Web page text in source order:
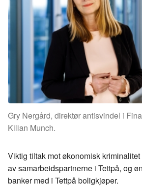
Gry Nergård, direktør antisvindel i
Kilian Munch.
Viktig tiltak mot økonomisk
av samarbeidspartnerne i Tettpå, og
banker med i Tettpåboligkjøper.